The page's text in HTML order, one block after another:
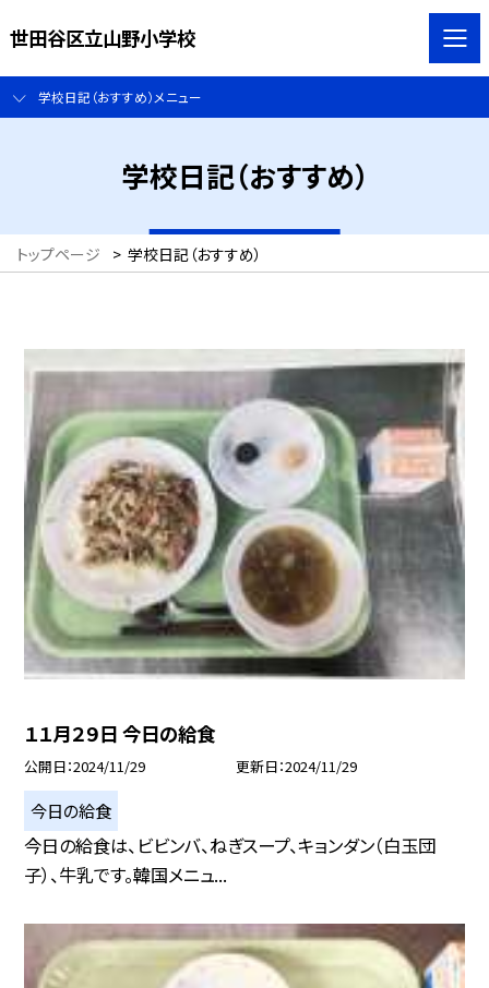
世田谷区立山野小学校
学校日記（おすすめ）メニュー
学校日記（おすすめ）
トップページ > 学校日記（おすすめ）
１１月２９日 今日の給食
公開日 2024/11/29 更新日 2024/11/29
今日の給食
今日の給食は、ビビンバ、ねぎスープ、キョンダン（白玉団
子）、牛乳です。韓国メニュ...